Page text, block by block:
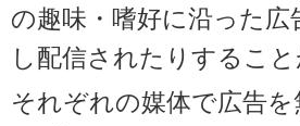
の趣味・嗜好に沿った
し配信されたりすること
それぞれの媒体で広告